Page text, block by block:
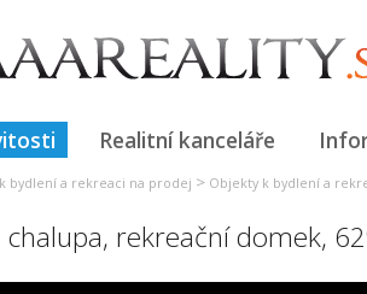
Realitní kanceláře
bydlení a rekreaci na prodej > Objekty k bydlení a
chalupa, rekreační domek,